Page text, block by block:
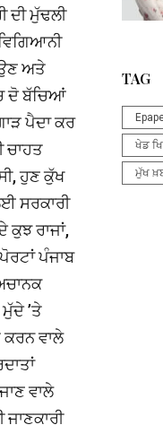
ਦੀ ਮੁੱਢਲੀ
ਅਤੇ
ਦੋ ਬੱਚਿਆਂ
ਪੈਦਾ ਕਰ
ਚਾਹਤ
ਹੁਣ ਕੁੱਖ
ਸਰਕਾਰੀ
ਕੁਝ ਰਾਜਾਂ,
ਪੰਜਾਬ
’ਤੇ
ਵਾਲੇ
ਵਾਲੇ
TAG
ਖੇਡ
ਮੁੱਖ